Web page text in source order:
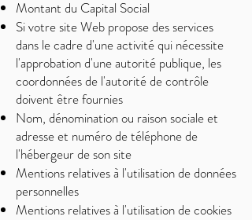
Montant du Capital Social
Si votre site Web propose des services
dans le cadre d'une activité qui nécessite
l'approbation d'une autorité publique, les
coordonnées de l'autorité de contrôle
doivent être fournies
Nom, dénomination ou raison sociale et
adresse et numéro de téléphone de
l'hébergeur de son site
Mentions relatives à l'utilisation de données
personnelles
Mentions relatives à l'utilisation de cookies